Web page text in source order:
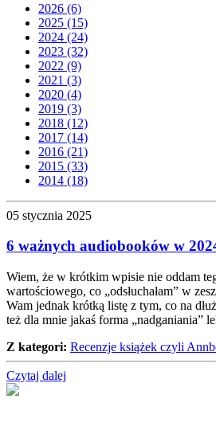
2026 (6)
2025 (15)
2024 (24)
2023 (32)
2022 (9)
2021 (3)
2020 (4)
2019 (3)
2018 (12)
2017 (14)
2016 (21)
2015 (33)
2014 (18)
05 stycznia 2025
6 ważnych audiobooków w
Wiem, że w krótkim wpisie nie oddam
wartościowego, co „odsłuchałam” w
Wam jednak krótką listę z tym, co na
też dla mnie jakaś forma „nadganiania”
Z kategori: Recenzje książek czyli
Czytaj dalej